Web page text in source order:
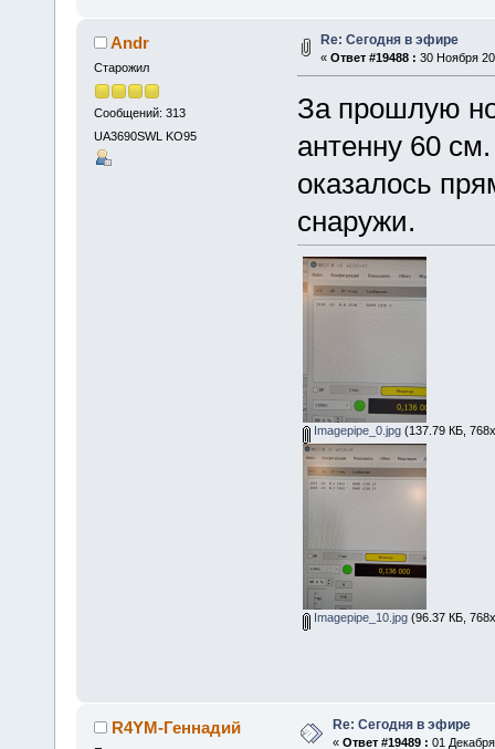
Andr
Старожил
Сообщений: 313
UA3690SWL KO95
Re: Сегодня в эфире
« Ответ #19488 : 30 Ноября
За прошлую
антенну 60
оказалось
снаружи.
Imagepipe_0.jpg(137.79 КБ,
Imagepipe_10.jpg(96.37 КБ,
R4YM-Геннадий Re: Сегодня в эфире
« Ответ #19489 : 01